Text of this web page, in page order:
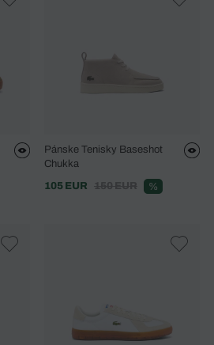
Pánske Tenisky Baseshot
Chukka
105 EUR
150 EUR %